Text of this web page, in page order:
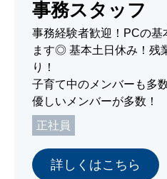
事務スタッフ
事務経験者歓迎！PCの基
ます◎ 基本土日休み！残
り！
子育て中のメンバーも多
優しいメンバーが多数！
正社員
詳しくはこちら